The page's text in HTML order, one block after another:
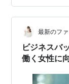
ツイのがよく
一気に男物に
きかなでござ
ではないので
最新のフ
ビジネスバ
働く女性に